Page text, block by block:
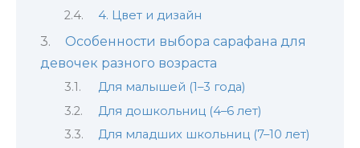
4. Цвет и дизайн
Особенности выбора сарафана для
девочек разного возраста
Для малышей (1–3 года)
Для дошкольниц (4–6 лет)
Для младших школьниц (7–10 лет)